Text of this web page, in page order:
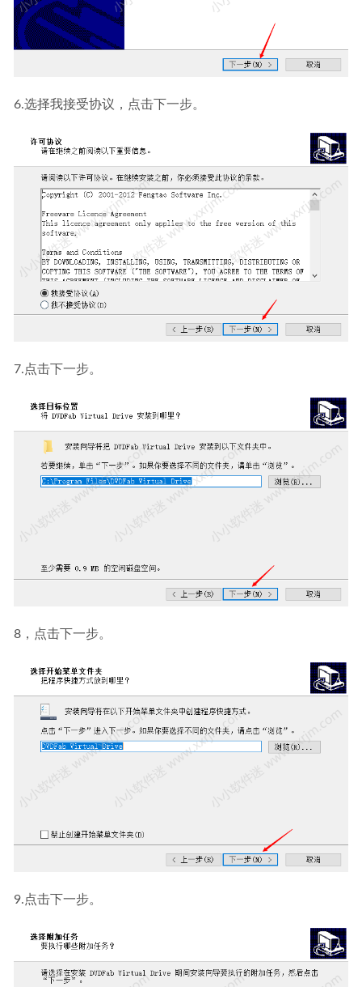
6.选择我接受协议，点击下一步。
7.点击下一步。
8，点击下一步。
9.点击下一步。